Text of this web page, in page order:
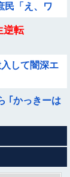
民「え、ワ
逆転
して闇深エ
｢かっきーは
投稿して叩
め熊本に行